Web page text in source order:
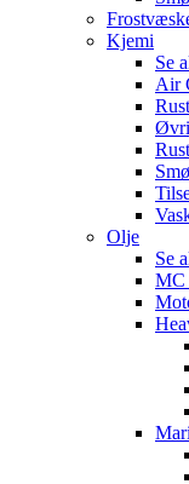
Kjemi
Se
Air
Olje
Se
MC